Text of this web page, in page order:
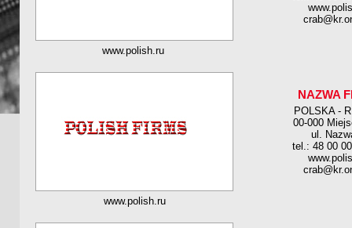
www.polish.ru
NAZWA
POLSKA -
00-000
ul.
tel.: 48 00
www.polish.ru